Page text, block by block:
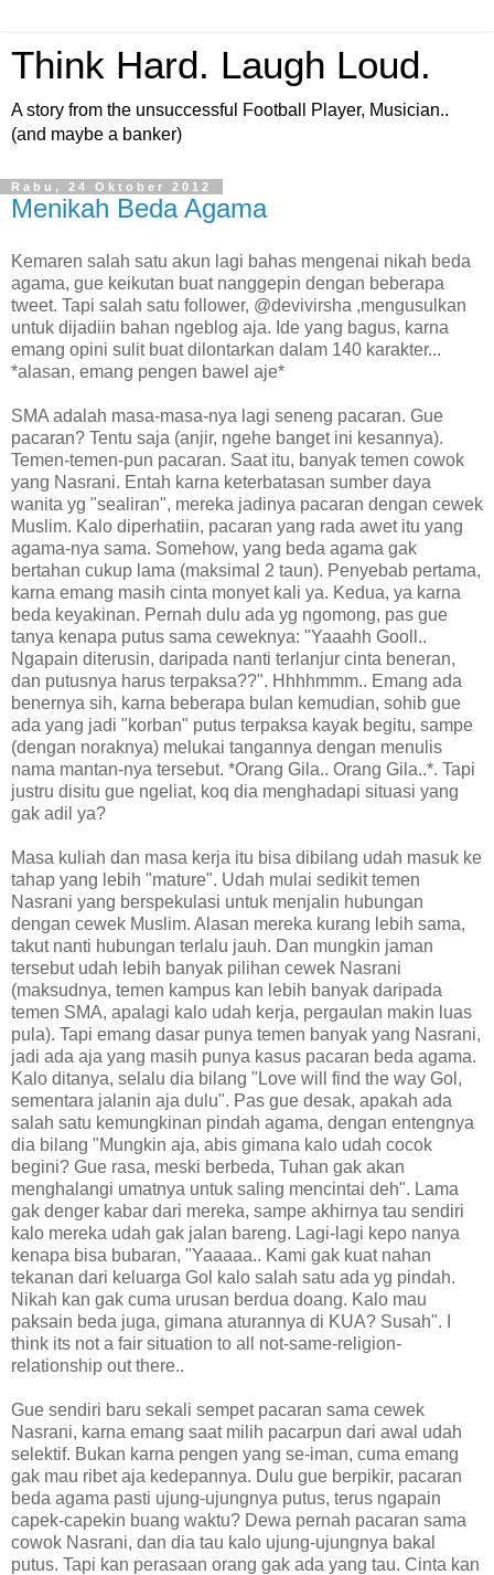
Think Hard. Laugh Loud.
A story from the unsuccessful Football Player, Musician..
(and maybe a banker)
Rabu, 24 Oktober 2012
Menikah Beda Agama
Kemaren salah satu akun lagi bahas mengenai nikah beda
agama, gue keikutan buat nanggepin dengan beberapa
tweet. Tapi salah satu follower, @devivirsha ,mengusulkan
untuk dijadiin bahan ngeblog aja. Ide yang bagus, karna
emang opini sulit buat dilontarkan dalam 140 karakter...
*alasan, emang pengen bawel aje*
SMA adalah masa-masa-nya lagi seneng pacaran. Gue
pacaran? Tentu saja (anjir, ngehe banget ini kesannya).
Temen-temen-pun pacaran. Saat itu, banyak temen cowok
yang Nasrani. Entah karna keterbatasan sumber daya
wanita yg "sealiran", mereka jadinya pacaran dengan cewek
Muslim. Kalo diperhatiin, pacaran yang rada awet itu yang
agama-nya sama. Somehow, yang beda agama gak
bertahan cukup lama (maksimal 2 taun). Penyebab pertama,
karna emang masih cinta monyet kali ya. Kedua, ya karna
beda keyakinan. Pernah dulu ada yg ngomong, pas gue
tanya kenapa putus sama ceweknya: "Yaaahh Gooll..
Ngapain diterusin, daripada nanti terlanjur cinta beneran,
dan putusnya harus terpaksa??". Hhhhmmm.. Emang ada
benernya sih, karna beberapa bulan kemudian, sohib gue
ada yang jadi "korban" putus terpaksa kayak begitu, sampe
(dengan noraknya) melukai tangannya dengan menulis
nama mantan-nya tersebut. *Orang Gila.. Orang Gila..*. Tapi
justru disitu gue ngeliat, koq dia menghadapi situasi yang
gak adil ya?
Masa kuliah dan masa kerja itu bisa dibilang udah masuk ke
tahap yang lebih "mature". Udah mulai sedikit temen
Nasrani yang berspekulasi untuk menjalin hubungan
dengan cewek Muslim. Alasan mereka kurang lebih sama,
takut nanti hubungan terlalu jauh. Dan mungkin jaman
tersebut udah lebih banyak pilihan cewek Nasrani
(maksudnya, temen kampus kan lebih banyak daripada
temen SMA, apalagi kalo udah kerja, pergaulan makin luas
pula). Tapi emang dasar punya temen banyak yang Nasrani,
jadi ada aja yang masih punya kasus pacaran beda agama.
Kalo ditanya, selalu dia bilang "Love will find the way Gol,
sementara jalanin aja dulu". Pas gue desak, apakah ada
salah satu kemungkinan pindah agama, dengan entengnya
dia bilang "Mungkin aja, abis gimana kalo udah cocok
begini? Gue rasa, meski berbeda, Tuhan gak akan
menghalangi umatnya untuk saling mencintai deh". Lama
gak denger kabar dari mereka, sampe akhirnya tau sendiri
kalo mereka udah gak jalan bareng. Lagi-lagi kepo nanya
kenapa bisa bubaran, "Yaaaaa.. Kami gak kuat nahan
tekanan dari keluarga Gol kalo salah satu ada yg pindah.
Nikah kan gak cuma urusan berdua doang. Kalo mau
paksain beda juga, gimana aturannya di KUA? Susah". I
think its not a fair situation to all not-same-religion-
relationship out there..
Gue sendiri baru sekali sempet pacaran sama cewek
Nasrani, karna emang saat milih pacarpun dari awal udah
selektif. Bukan karna pengen yang se-iman, cuma emang
gak mau ribet aja kedepannya. Dulu gue berpikir, pacaran
beda agama pasti ujung-ujungnya putus, terus ngapain
capek-capekin buang waktu? Dewa pernah pacaran sama
cowok Nasrani, dan dia tau kalo ujung-ujungnya bakal
putus. Tapi kan perasaan orang gak ada yang tau. Cinta kan